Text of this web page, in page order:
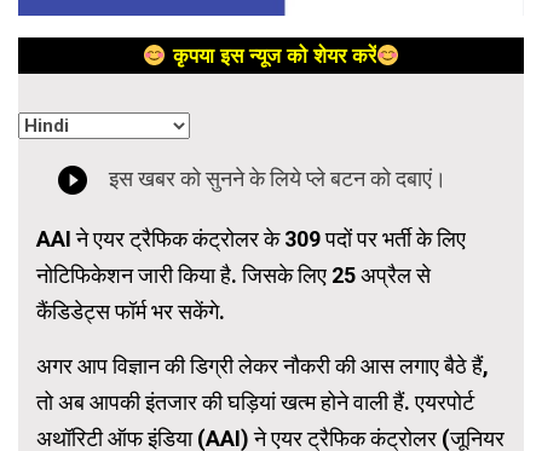
कृपया इस न्यूज को शेयर करें
AAI ने एयर ट्रैफिक कंट्रोलर के 309 पदों पर भर्ती के लिए
नोटिफिकेशन जारी किया है. जिसके लिए 25 अप्रैल से
कैंडिडेट्स फॉर्म भर सकेंगे.
अगर आप विज्ञान की डिग्री लेकर नौकरी की आस लगाए बैठे हैं,
तो अब आपकी इंतजार की घड़ियां खत्म होने वाली हैं. एयरपोर्ट
अथॉरिटी ऑफ इंडिया (AAI) ने एयर ट्रैफिक कंट्रोलर (जूनियर